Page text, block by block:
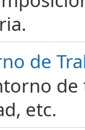
de
etc.